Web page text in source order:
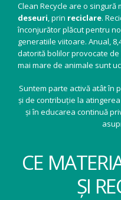
Clean Recycle are o singură
deseuri, prin reciclare.
înconjurător plăcut pentru
generatiile viitoare. Anual,
datorită bolilor provocate
mai mare de animale sunt
Suntem parte activă atât în
și de contribuție la
și în educarea continuă
CE
ȘI